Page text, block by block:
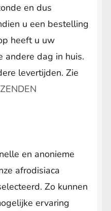
en dus
u een bestelling
heeft u uw
andere dag in huis.
levertijden. Zie
en anonieme
afrodisiaca
Zo kunnen
ervaring